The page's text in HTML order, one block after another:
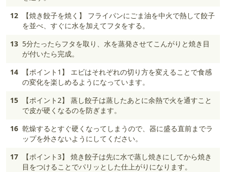
12
【焼き餃子を焼く】 フライパンにごま油を中火で熱して餃子
を並べ、すぐに水を加えてフタをする。
13 5分たったらフタを取り、水を蒸発させてこんがりと焼き目
が付いたら完成。
14
【ポイント1】 エビはそれぞれの切り方を変えることで食感
の変化を楽しめるようになっています。
15
【ポイント2】 蒸し餃子は蒸したあとに余熱で火を通すこと
で皮が硬くなるのを防ぎます。
16 乾燥するとすぐ硬くなってしまうので、器に盛る直前までラ
ップを外さないようにしてください。
17
【ポイント3】 焼き餃子は先に水で蒸し焼きにしてから焼き
目をつけることでパリッとした仕上がりになります。